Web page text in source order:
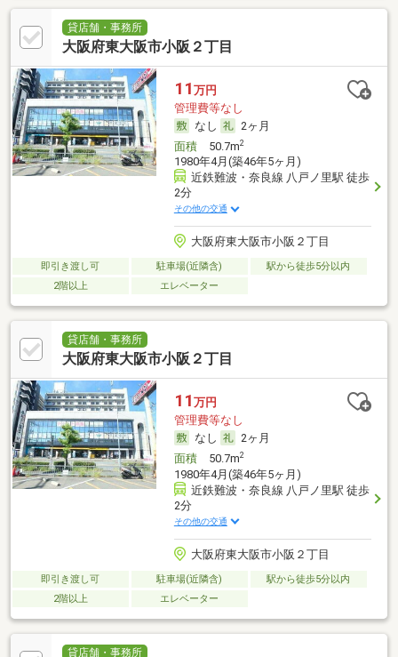
貸店舗・事務所
大阪府東大阪市小阪２丁目
11 万円
管理費等なし
なし
2ヶ月
面積50.7m2
1980年4月(築46年5ヶ月)
近鉄難波・奈良線 八戸ノ里駅 徒歩
2分
その他の交通
大阪府東大阪市小阪２丁目
即引き渡し可 駐車場(近隣含)
駅から徒歩5分以内
2階以上
エレベーター
貸店舗・事務所
大阪府東大阪市小阪２丁目
11 万円
管理費等なし
なし
2ヶ月
面積50.7m2
1980年4月(築46年5ヶ月)
近鉄難波・奈良線 八戸ノ里駅 徒歩
2分
その他の交通
大阪府東大阪市小阪２丁目
即引き渡し可 駐車場(近隣含)
駅から徒歩5分以内
2階以上
エレベーター
貸店舗・事務所